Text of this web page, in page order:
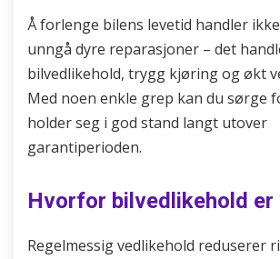
Å forlenge bilens levetid handler
unngå dyre reparasjoner – det
bilvedlikehold, trygg kjøring og økt
Med noen enkle grep kan du sørge
holder seg i god stand langt utover
garantiperioden.
Hvorfor bilvedlikehold
Regelmessig vedlikehold reduserer